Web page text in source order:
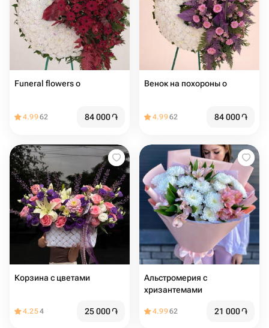
Funeral flowers о
4.9962 84 000֏
Венок на похороны о
4.9962 84 000֏
Корзина с цветами
4.254 25 000֏
Альстромерия с
хризантемами
4.9962 21 000֏